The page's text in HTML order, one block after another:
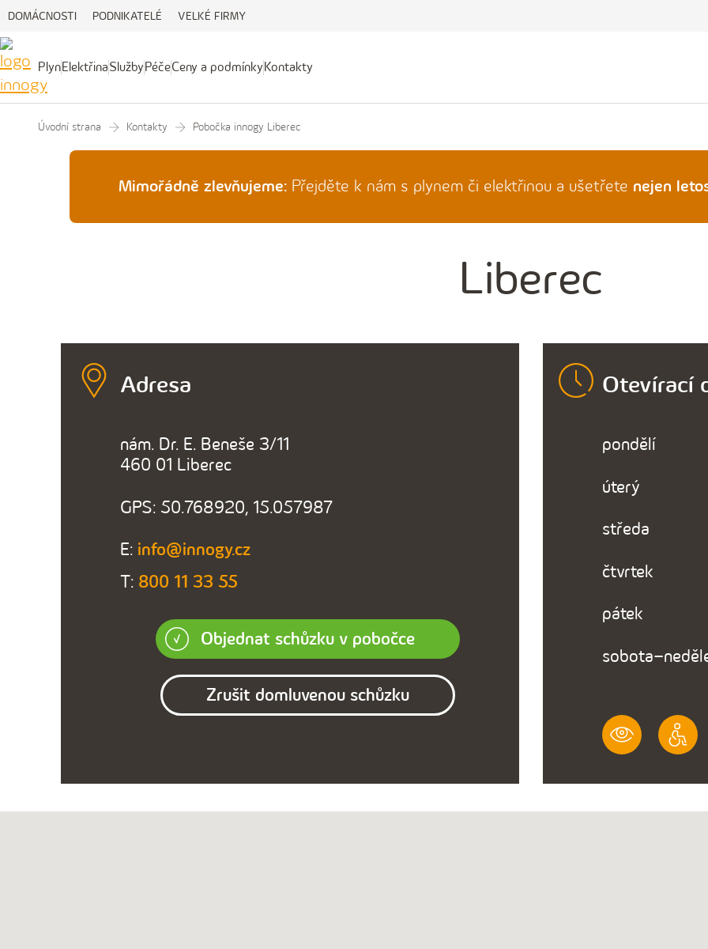
DOMÁCNOSTI PODNIKATELÉ VELKÉ FIRMY
Plyn
PlynElektřina
ElektřinaSlužby
Služby Péče
PéčeCeny a podmínky
Ceny
podmínky
Kontakty
Kontakty
Úvodní strana Kontakty Pobočka innogy Liberec
Mimořádně zlevňujeme: Přejděte k nám s plynem či elektřinou a ušetřete nejen
Liberec
Adresa
nám. Dr. E. Beneše 3/11
460 01 Liberec
GPS: 50.768920, 15.057987
E: info@innogy.cz
T: 800 11 33 55
Objednat schůzku v pobočce
Zrušit domluvenou schůzku
Otevírací
pondělí
úterý
středa
čtvrtek
pátek